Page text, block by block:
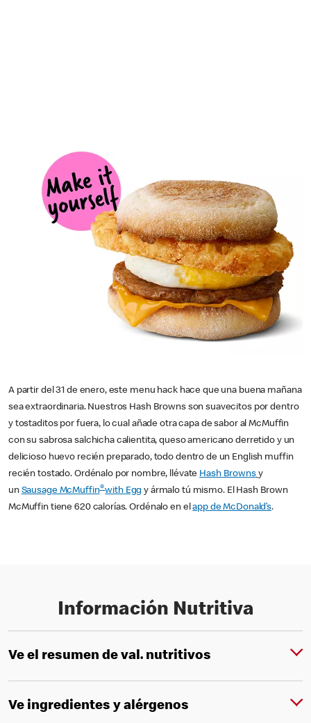
A partir del 31 de enero, este menu hack hace que una buena mañana
sea extraordinaria. Nuestros Hash Browns son suavecitos por dentro
y tostaditos por fuera, lo cual añade otra capa de sabor al McMuffin
con su sabrosa salchicha calientita, queso americano derretido y un
delicioso huevo recién preparado, todo dentro de un English muffin
recién tostado. Ordénalo por nombre, llévate Hash Browns y
un Sausage McMuffin®with Egg y ármalo tú mismo. El Hash Brown
McMuffin tiene 620 calorías. Ordénalo en elapp de McDonald’s.
Información Nutritiva
Ve el resumen de val. nutritivos
Ve ingredientes y alérgenos